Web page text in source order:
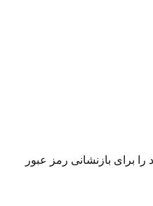
برای بازنشانی رمز عبور